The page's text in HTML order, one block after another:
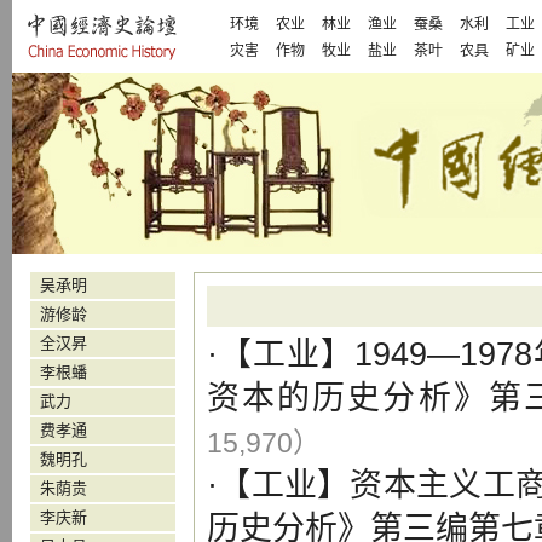
环境 农业 林业 渔业 蚕桑 水利
工业
灾害
作物 牧业 盐业 茶叶 农具 矿业
·【工业】
资本的历史分析》第
15,970）
·【工业】 资本主义工
历史分析》第三编第
吴承明
游修龄
全汉昇
李根蟠
武力
费孝通
魏明孔
朱荫贵
李庆新